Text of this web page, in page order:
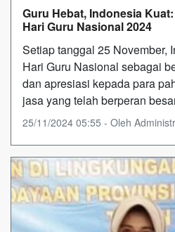
Guru Hebat, Indonesia
Hari Guru Nasional 2024
Setiap tanggal 25 November,
Hari Guru Nasional sebagai
dan apresiasi kepada para
jasa yang telah berperan
25/11/2024 05:55 - Oleh